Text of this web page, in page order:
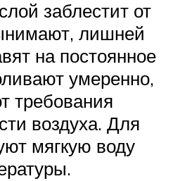
заблестит от
лишней
на постоянное
умеренно,
требования
воздуха. Для
мягкую воду